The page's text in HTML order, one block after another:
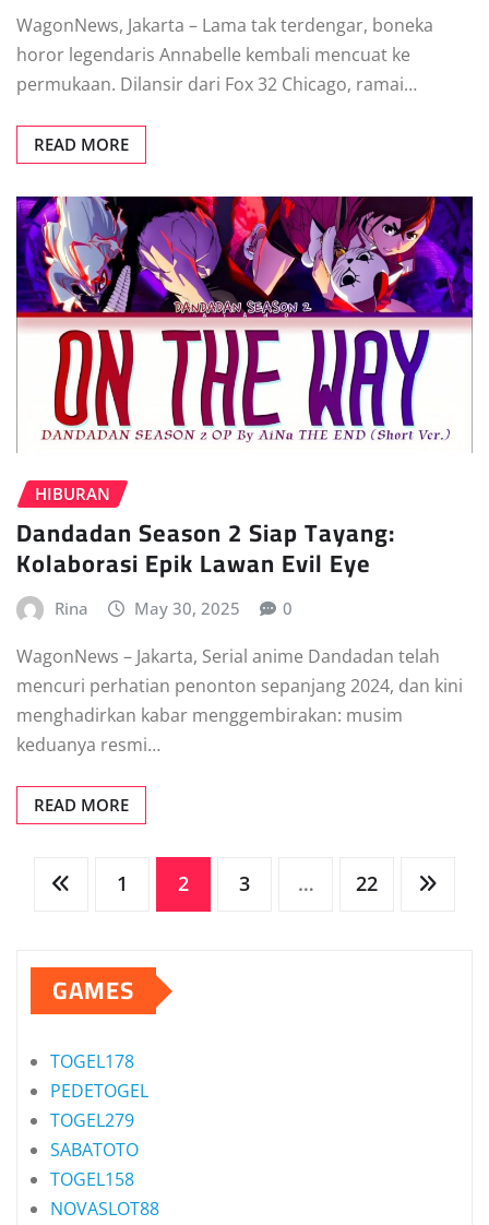
WagonNews, Jakarta – Lama tak terdengar, boneka
horor legendaris Annabelle kembali mencuat ke
permukaan. Dilansir dari Fox 32 Chicago, ramai…
READ MORE
HIBURAN
Dandadan Season 2 Siap Tayang:
Kolaborasi Epik Lawan Evil Eye
Rina May 30, 2025 0
WagonNews – Jakarta, Serial anime Dandadan telah
mencuri perhatian penonton sepanjang 2024, dan kini
menghadirkan kabar menggembirakan: musim
keduanya resmi…
READ MORE
Posts
pagination
1 2 3 … 22
GAMES
TOGEL178
PEDETOGEL
TOGEL279
SABATOTO
TOGEL158
NOVASLOT88